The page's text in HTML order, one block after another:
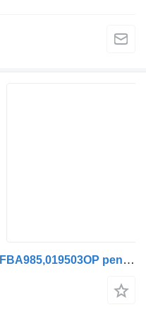
Pompă de ridicare a cabinei AFBA985,019503OP pentru cap tractor DAF LF 45 | 01